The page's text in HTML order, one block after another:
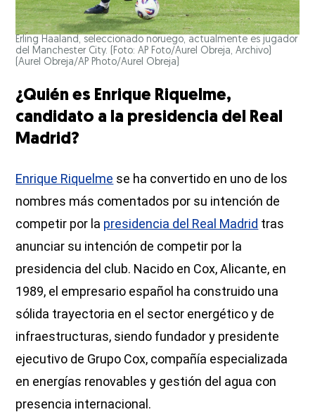
Erling Haaland, seleccionado noruego, actualmente es jugador
del Manchester City. (Foto: AP Foto/Aurel Obreja, Archivo)
(Aurel Obreja/AP Photo/Aurel Obreja)
¿Quién es Enrique Riquelme,
candidato a la presidencia del Real
Madrid?
Enrique Riquelme se ha convertido en uno de los
nombres más comentados por su intención de
competir por la presidencia del Real Madrid tras
anunciar su intención de competir por la
presidencia del club. Nacido en Cox, Alicante, en
1989, el empresario español ha construido una
sólida trayectoria en el sector energético y de
infraestructuras, siendo fundador y presidente
ejecutivo de Grupo Cox, compañía especializada
en energías renovables y gestión del agua con
presencia internacional.